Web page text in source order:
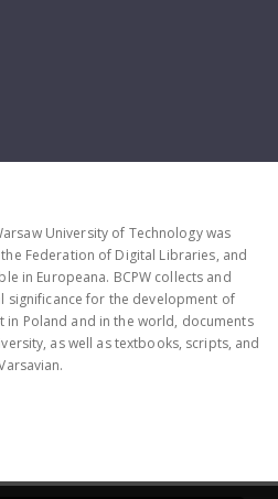
University of Technology was
Federation of Digital Libraries, and
in Europeana. BCPW collects and
significance for the development of
in Poland and in the world, documents
as well as textbooks, scripts, and